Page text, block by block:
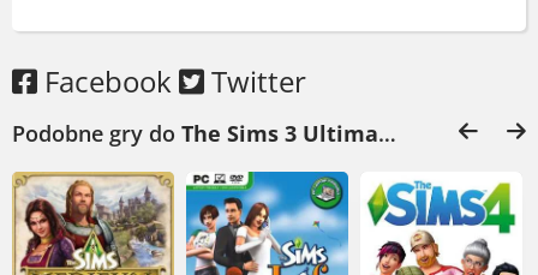
Facebook Twitter
Podobne gry do The Sims 3 Ultimate Collection Pobierz